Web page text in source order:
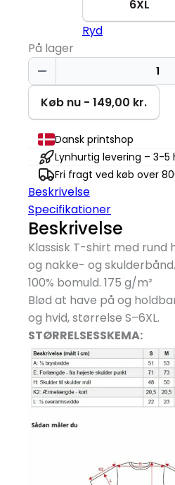
6XL
Ryd
På lager
Håndværker
Vater'passer
shirt
antal
Køb nu - 149,00 kr.
Dansk printshop
Lynhurtig levering – 3-5
Fri fragt ved køb over
Beskrivelse
Specifikationer
Beskrivelse
Klassisk T-shirt med rund
og nakke- og
100% bomuld. 175 g/m²
Blød at have på og
og hvid, størrelse S–6XL.
STØRRELSESSKEMA: